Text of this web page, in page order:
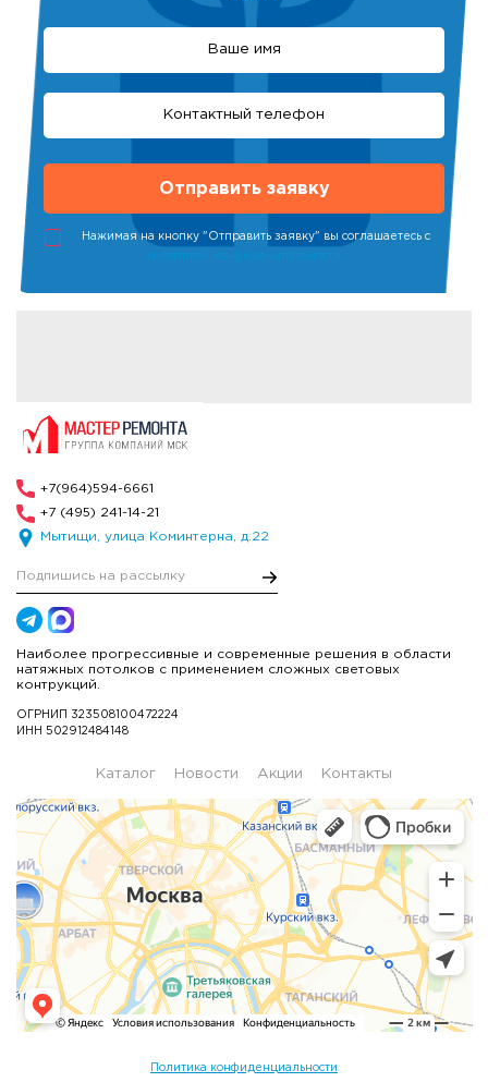
Нажимая на кнопку "Отправить заявку" вы соглашаетесь с
политикой конфиденциальности
+7(964)594-6661
+7 (495) 241-14-21
Мытищи, улица Коминтерна, д.22
Наиболее прогрессивные и современные решения в области
натяжных потолков с применением сложных световых
контрукций.
ОГРНИП 323508100472224
ИНН 502912484148
Каталог Новости Акции Контакты
Политика конфиденциальности